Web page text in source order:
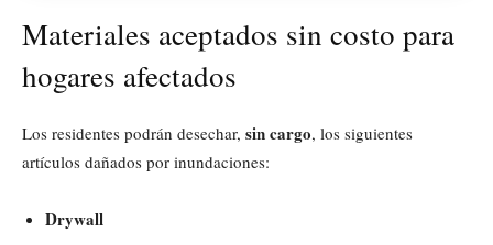
Materiales aceptados sin costo para
hogares afectados
Los residentes podrán desechar, sin cargo, los siguientes
artículos dañados por inundaciones:
Drywall